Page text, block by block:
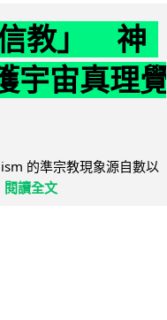
信教」 神
宇宙真理覺
的準宗教現象源自數以
閱讀全文